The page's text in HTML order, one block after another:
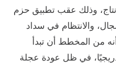
وذلك عقب تطبيق حزم
والانتظام في سداد
من المخطط أن تبدأ
في ظل عودة عجلة